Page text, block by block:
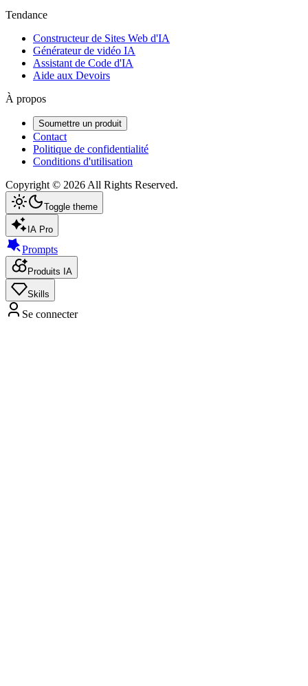
Tendance
Constructeur de Sites Web d'IA
Générateur de vidéo IA
Assistant de Code d'IA
Aide aux Devoirs
À propos
Soumettre un produit
Contact
Politique de confidentialité
Conditions d'utilisation
Copyright © 2026All Rights Reserved.
Toggle theme
IA Pro
Prompts
Produits IA
Skills
Se connecter